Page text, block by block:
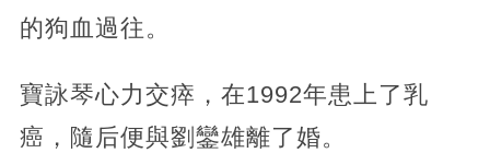
的狗血過往。
寶詠琴心力交瘁，在1992年患上了乳
癌，隨后便與劉鑾雄離了婚。